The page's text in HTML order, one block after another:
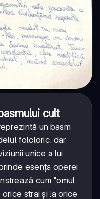
cult
un basm
folcloric, dar
unice a lui
esența operei
cum "omul
strai și la orice